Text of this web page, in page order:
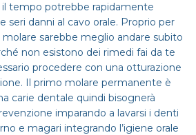
tempo potrebbe rapidamente
seri danni al cavo orale. Proprio per
sarebbe meglio andare subito
non esistono dei rimedi fai da te
procedere con una otturazione
Il primo molare permanente è
carie dentale quindi bisognerà
imparando a lavarsi i denti
e magari integrando l’igiene orale